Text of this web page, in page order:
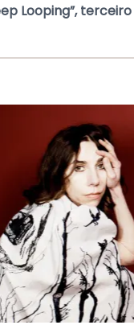
Looping”,